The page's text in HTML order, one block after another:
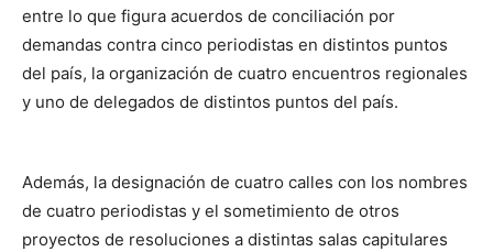
entre lo que figura acuerdos de conciliación por
demandas contra cinco periodistas en distintos puntos
del país, la organización de cuatro encuentros regionales
y uno de delegados de distintos puntos del país.
Además, la designación de cuatro calles con los nombres
de cuatro periodistas y el sometimiento de otros
proyectos de resoluciones a distintas salas capitulares